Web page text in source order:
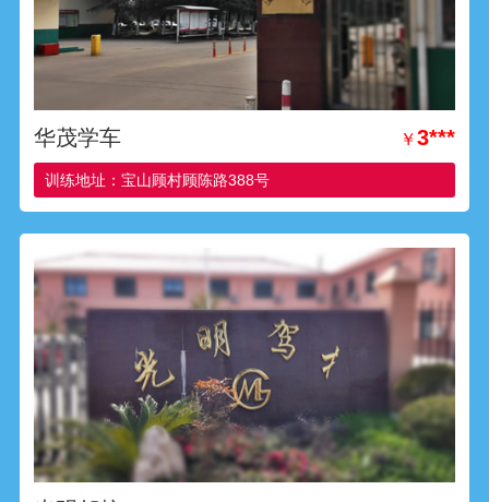
华茂学车 ￥3***
训练地址：宝山顾村顾陈路388号